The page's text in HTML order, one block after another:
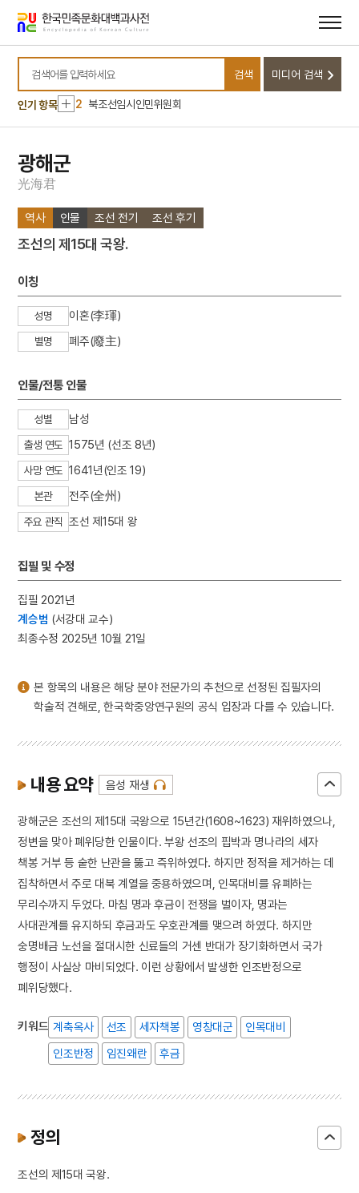
바로가기
바로가기
검색어를 입력하세요
검색 미디어 검색
인기 항목
10 치술령 신모
1 금성대군
2 북조선임시인민위원회
3 징병거부운동
7
왕규의 난
8 유혁연 옥사
10 치술령 신모
1 금성대군
2 북조선임시인민위원회
4
5 세월호 참사
6 열하일기
7
왕규의 난
8
유혁연 옥사
광해군
光海君
역사 인물 조선 전기 조선 후기
조선의 제15대 국왕.
이칭
성명 이혼(李琿)
별명 폐주(廢主)
인물/전통 인물
성별 남성
출생 연도 1575년 (선조 8년)
사망 연도 1641년(인조 19)
본관 전주(全州)
주요 관직 조선 제15대 왕
집필 및 수정
집필 2021년
계승범 (서강대 교수)
최종수정 2025년 10월 21일
본 항목의 내용은 해당 분야 전문가의 추천으로 선정된 집필자의
학술적 견해로, 한국학중앙연구원의 공식 입장과 다를 수 있습니다.
내용 요약 음성 재생
광해군은 조선의 제15대 국왕으로 15년간(1608~1623) 재위하였으나,
정변을 맞아 폐위당한 인물이다. 부왕 선조의 핍박과 명나라의 세자
책봉 거부 등 숱한 난관을 뚫고 즉위하였다. 하지만 정적을 제거하는 데
집착하면서 주로 대북 계열을 중용하였으며, 인목대비를 유폐하는
무리수까지 두었다. 마침 명과 후금이 전쟁을 벌이자, 명과는
사대관계를 유지하되 후금과도 우호관계를 맺으려 하였다. 하지만
숭명배금 노선을 절대시한 신료들의 거센 반대가 장기화하면서 국가
행정이 사실상 마비되었다. 이런 상황에서 발생한 인조반정으로
폐위당했다.
키워드 계축옥사 선조 세자책봉 영창대군
인목대비
인조반정
임진왜란 후금
정의
조선의 제15대 국왕.